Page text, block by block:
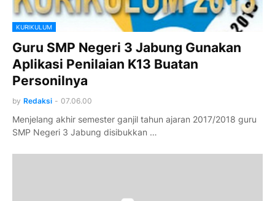
KURIKULUM
Guru SMP Negeri 3 Jabung Gunakan
Aplikasi Penilaian K13 Buatan
Personilnya
by Redaksi - 07.06.00
Menjelang akhir semester ganjil tahun ajaran 2017/2018 guru
SMP Negeri 3 Jabung disibukkan …